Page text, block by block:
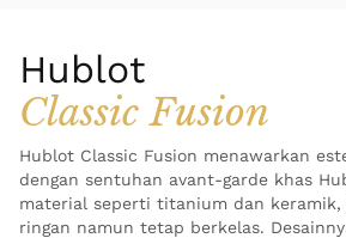
Hublot
Classic Fusion
Hublot Classic Fusion menawarkan
dengan sentuhan avant-garde khas
material seperti titanium dan
ringan namun tetap berkelas.